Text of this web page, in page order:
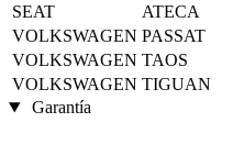
SEAT
ATECA
VOLKSWAGEN PASSAT
VOLKSWAGEN TAOS
VOLKSWAGEN TIGUAN
Garantía